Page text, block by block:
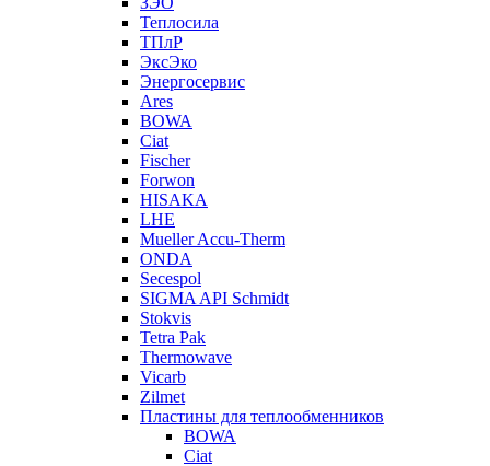
Теплосила
ТПлР
ЭксЭко
Энергосервис
Ares
BOWA
Ciat
Fischer
Forwon
HISAKA
LHE
Mueller Accu-Therm
ONDA
Secespol
SIGMA API Schmidt
Stokvis
Tetra Pak
Thermowave
Vicarb
Zilmet
Пластины для теплообменников
BOWA
Ciat